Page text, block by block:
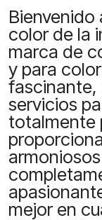
Bienvenido
color de la
marca de
y para
fascinante,
servicios
totalmente
mejor en